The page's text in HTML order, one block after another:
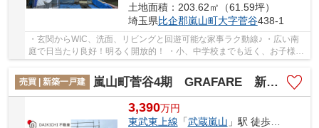
土地面積：203.62㎡（61.59坪）
埼玉県比企郡嵐山町大字菅谷438-1
・玄関からWIC、洗面、リビングと回遊可能な家事ラク動線♪ ・広い南
庭で日当たり良好！明るく開放的！ ・小、中学校までも近く、お子様の
売買 | 新築一戸建
嵐山町菅谷4期 GRAFARE 新築戸建 全2棟 1号棟
3,390万円
東武東上線 「武蔵嵐山 」駅 徒歩5分